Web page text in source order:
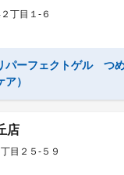
丁目１-６
ーフェクトゲル つめ
）
店
目２５-５９